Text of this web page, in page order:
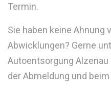
Termin.
Sie haben keine Ahnung
Abwicklungen? Gerne
Autoentsorgung Alzenau
der Abmeldung und